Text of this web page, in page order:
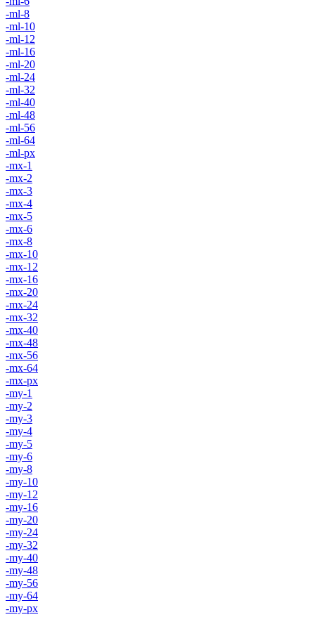
-ml-8
-ml-10
-ml-12
-ml-16
-ml-20
-ml-24
-ml-32
-ml-40
-ml-48
-ml-56
-ml-64
-ml-px
-mx-1
-mx-2
-mx-3
-mx-4
-mx-5
-mx-6
-mx-8
-mx-10
-mx-12
-mx-16
-mx-20
-mx-24
-mx-32
-mx-40
-mx-48
-mx-56
-mx-64
-mx-px
-my-1
-my-2
-my-3
-my-4
-my-5
-my-6
-my-8
-my-10
-my-12
-my-16
-my-20
-my-24
-my-32
-my-40
-my-48
-my-56
-my-64
-my-px